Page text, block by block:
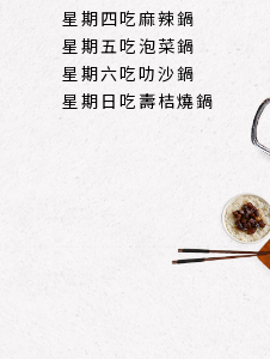
Follow Us/
星期四吃麻辣鍋
星期五吃泡菜鍋
星期六吃叻沙鍋
星期日吃壽桔燒鍋